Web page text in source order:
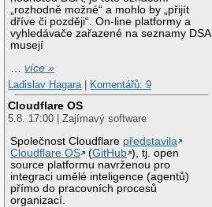
„rozhodně možné“ a mohlo by „přijít
dříve či později“. On-line platformy a
vyhledávače zařazené na seznamy DSA
musejí
…více »
Ladislav Hagara| Komentářů: 9
Cloudflare OS
5.8. 17:00 | Zajímavý software
Společnost Cloudflare představila
Cloudflare OS
(GitHub ), tj. open
source platformu navrženou pro
integraci umělé inteligence (agentů)
přímo do pracovních procesů
organizací.